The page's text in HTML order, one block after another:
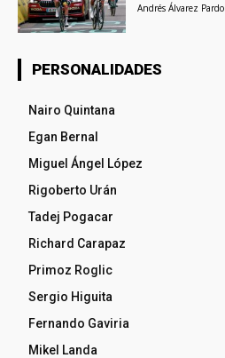
Andrés Álvarez Pardo
PERSONALIDADES
Nairo Quintana
Egan Bernal
Miguel Ángel López
Rigoberto Urán
Tadej Pogacar
Richard Carapaz
Primoz Roglic
Sergio Higuita
Fernando Gaviria
Mikel Landa